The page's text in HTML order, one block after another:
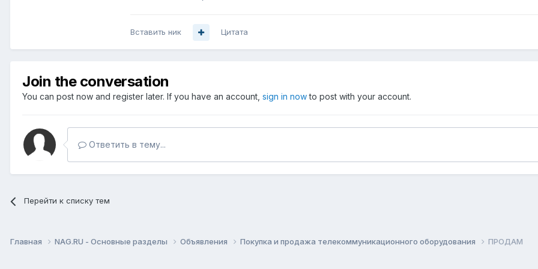
Вставить ник Цитата
Join the conversation
You can post now and register later. If you have an account, sign in nowto post with your account.
Ответить в тему...
Перейти к списку тем
Главная NAG.RU - Основные разделы Объявления Покупка и продажа телекоммуникационного оборудования ПРОДАМ